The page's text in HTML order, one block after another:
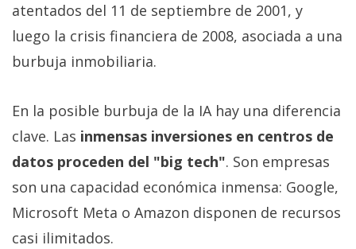
atentados del 11 de septiembre de 2001, y
luego la crisis financiera de 2008, asociada a una
burbuja inmobiliaria.
En la posible burbuja de la IA hay una diferencia
clave. Las inmensas inversiones en centros de
datos proceden del "big tech". Son empresas
son una capacidad económica inmensa: Google,
Microsoft Meta o Amazon disponen de recursos
casi ilimitados.